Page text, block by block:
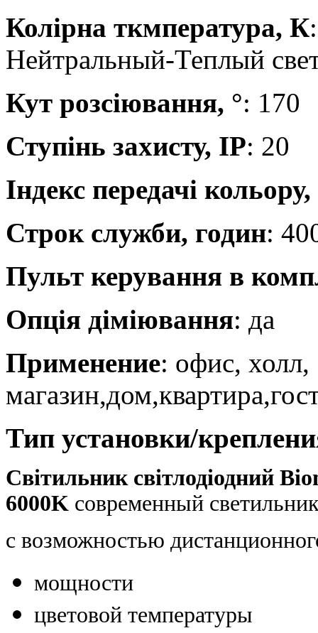
Колірна ткмпература, К
Нейтральный-Теплый
Кут розсіювання, °: 170
Ступінь захисту, IP: 20
Індекс передачі
Строк служби, годин:
Пульт керування в
Опція діміювання: да
Применение: офис, холл,
Тип установки/
Світильник світлодіодний
6000K современный
с возможностью
мощности
цветовой температуры